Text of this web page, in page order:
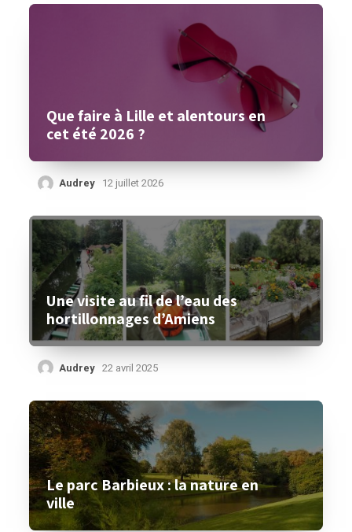
Que faire à Lille et alentours en
cet été 2026 ?
Audrey 12 juillet 2026
Une visite au fil de l’eau des
hortillonnages d’Amiens
Audrey 22 avril 2025
Le parc Barbieux : la nature en
ville